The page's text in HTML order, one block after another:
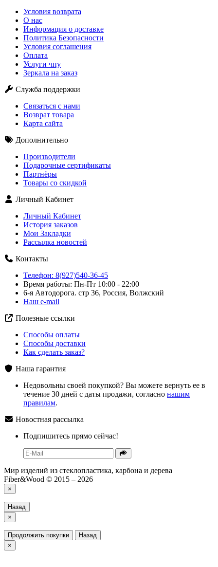
Условия возврата
О нас
Информация о доставке
Политика Безопасности
Условия соглашения
Оплата
Услуги чпу
Зеркала на заказ
Служба поддержки
Связаться с нами
Возврат товара
Карта сайта
Дополнительно
Производители
Подарочные сертификаты
Партнёры
Товары со скидкой
Личный Кабинет
Личный Кабинет
История заказов
Мои Закладки
Рассылка новостей
Контакты
Телефон: 8(927)540-36-45
Время работы: Пн-Пт 10:00 - 22:00
6-я Автодорога. стр 36, Россия, Волжский
Наш e-mail
Полезные ссылки
Способы оплаты
Способы доставки
Как сделать заказ?
Наша гарантия
Недовольны своей покупкой? Вы можете вернуть ее в
течение 30 дней с даты продажи, согласно нашим
правилам.
Новостная рассылка
Подпишитесь прямо сейчас!
Мир изделий из стеклопластика, карбона и дерева
Fiber&Wood © 2015 – 2026
×
Назад
×
Продолжить покупки
Назад
×